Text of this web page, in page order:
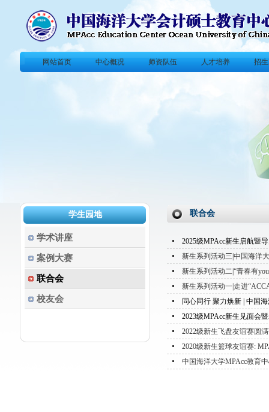
网站首页 中心概况 师资队伍 人才培养 招
学生园地
学术讲座
案例大赛
联合会
校友会
联合会
2025级MPAcc新生启航暨
新生系列活动三|中国海洋
新生系列活动二|“青春有
新生系列活动一|走进
同心同行 聚力焕新 | 中国
2023级MPAcc新生见面会
2022级新生飞盘友谊赛圆
2020级新生篮球友谊赛:
中国海洋大学MPAcc教育